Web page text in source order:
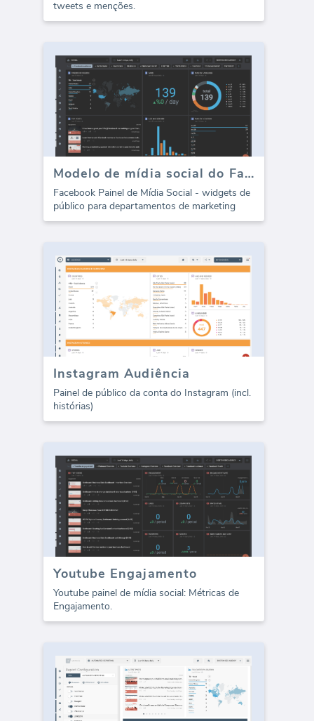
tweets e menções.
Modelo de mídia social do Facebook - Métricas de público
Facebook Painel de Mídia Social - widgets de
público para departamentos de marketing
Instagram Audiência
Painel de público da conta do Instagram (incl.
histórias)
Youtube Engajamento
Youtube painel de mídia social: Métricas de
Engajamento.